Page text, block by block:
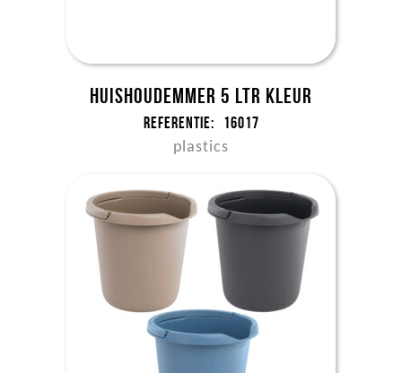
Huishoudemmer 5 ltr kleur
Referentie: 16017
plastics